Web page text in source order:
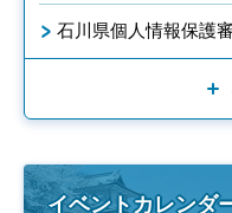
石川県個人情報保護
イベントカレンダ